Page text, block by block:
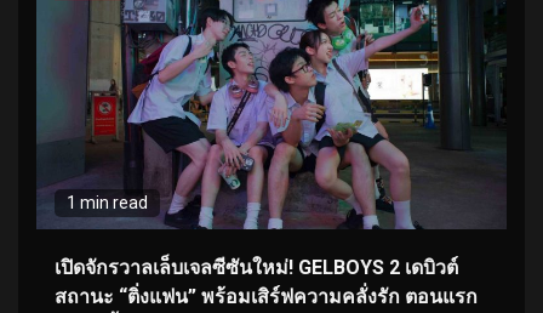
1 min read
เปิดจักรวาลเล็บเจลซีซันใหม่! GELBOYS 2 เดบิวต์
สถานะ “ติ่งแฟน” พร้อมเสิร์ฟความคลั่งรัก ตอนแรก